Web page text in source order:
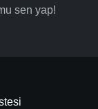
sen yap!